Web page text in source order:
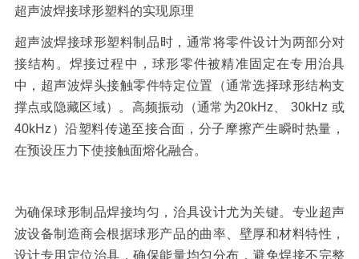
超声波焊接球形塑料的实现原理
超声波焊接球形塑料制品时，通常将零件设计为两部分对
接结构。焊接过程中，球形零件被精准固定在专用治具
中，超声波焊头接触零件特定位置（通常选择球形结构支
撑点或隐藏区域）。高频振动（通常为20kHz 30kHz 或
40kHz ）沿塑料传递至接合面，分子摩擦产生瞬时热量，
在预设压力下使接触面熔化融合。
为确保球形制品焊接均匀，治具设计尤为关键。专业超声
波设备制造商会根据球形产品的曲率、壁厚和材料特性，
设计专用定位治具，确保能量均匀分布，避免焊接不完整